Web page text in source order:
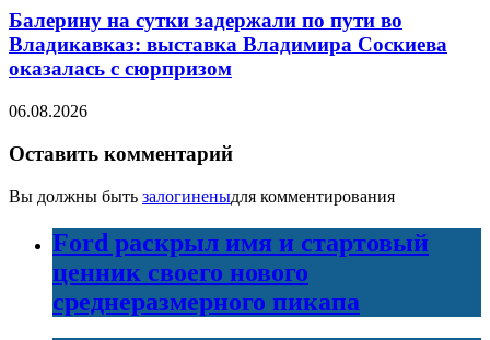
Балерину на сутки задержали по пути во
Владикавказ: выставка Владимира Соскиева
оказалась с сюрпризом
06.08.2026
Оставить комментарий
Вы должны быть залогиненыдля комментирования
Ford раскрыл имя и стартовый
ценник своего нового
среднеразмерного пикапа